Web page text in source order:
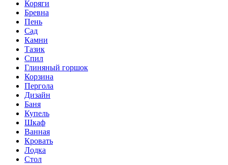
Коряги
Бревна
Пень
Сад
Камни
Тазик
Спил
Глиняный горшок
Корзина
Пергола
Дизайн
Баня
Купель
Шкаф
Ванная
Кровать
Лодка
Стол